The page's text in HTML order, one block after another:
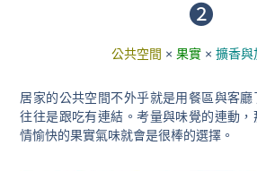
❷
公共空間 × 果實 × 擴香與
居家的公共空間不外乎就是用餐區與客
往往是跟吃有連結 。考量與味覺的連動，
情愉快的果實氣味就會是很棒的選擇。